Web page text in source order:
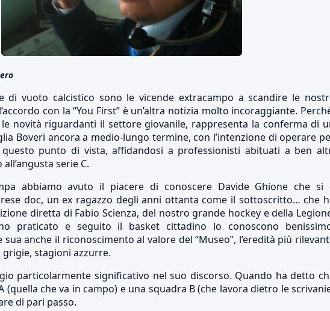
di vuoto calcistico sono le vicende extracampo a scandire le
con la “You First” è un’altra notizia molto incoraggiante.
novità riguardanti il settore giovanile, rappresenta la conferma di
Boveri ancora a medio-lungo termine, con l’intenzione di operare
punto di vista, affidandosi a professionisti abituati a ben
serie C.
abbiamo avuto il piacere di conoscere Davide Ghione che si
doc, un ex ragazzo degli anni ottanta come il sottoscritto… che
diretta di Fabio Scienza, del nostro grande hockey e della
praticato e seguito il basket cittadino lo conoscono
anche il riconoscimento al valore del “Museo”, l’eredità più
stagioni azzurre.
particolarmente significativo nel suo discorso. Quando ha detto
(quella che va in campo) e una squadra B (che lavora dietro le
di pari passo.